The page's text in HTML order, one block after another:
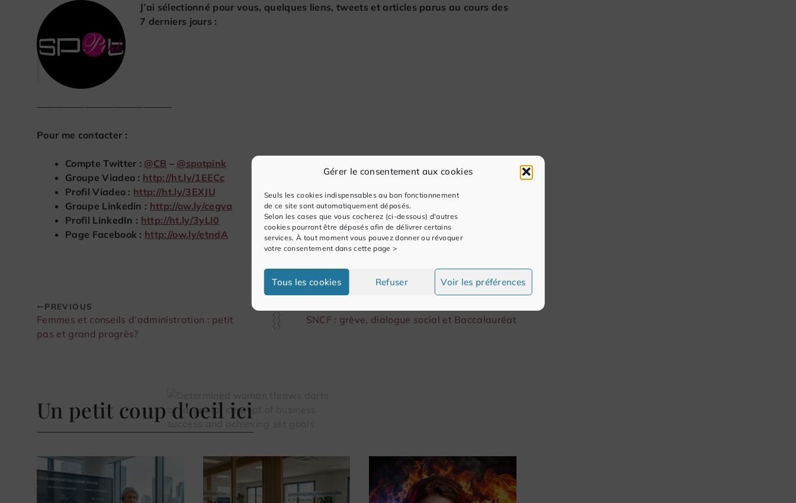
Gérer le consentement aux cookies
Seuls les cookies indispensables au bon fonctionnement
de ce site sont automatiquement déposés.
Selon les cases que vous cocherez (ci-dessous) d'autres
cookies pourront être déposés afin de délivrer certains
services. À tout moment vous pouvez donner ou révoquer
votre consentement dans cette page >
Tous les cookies Refuser Voir les préférences
J’ai sélectionné pour vous, quelques liens, tweets et articles parus au cours des
7 derniers jours :
——————————————
Pour me contacter :
Compte Twitter : @CB – @spotpink
Groupe Viadeo : http://ht.ly/1EECc
Profil Viadeo : http://ht.ly/3EXJU
Groupe Linkedin : http://ow.ly/cegva
Profil LinkedIn : http://ht.ly/3yLI0
Page Facebook : http://ow.ly/etndA
PREVIOUS
Femmes et conseils d’administration : petit
pas et grand progrès?
SNCF : grève, dialogue social et Baccalauréat
Un petit coup d'oeil ici